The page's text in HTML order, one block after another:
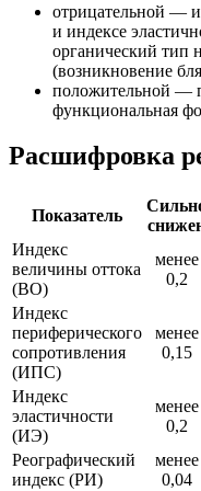
отрицательной —
и индексе
органический тип
(возникновение
положительной —
функциональная
Расшифровка
Показатель
Индекс
величины оттока
(ВО)
менее
0,2
Индекс
периферического
сопротивления
(ИПС)
менее
0,15
Индекс
эластичности
(ИЭ)
менее
0,2
Реографический
индекс (РИ)
менее
0,04